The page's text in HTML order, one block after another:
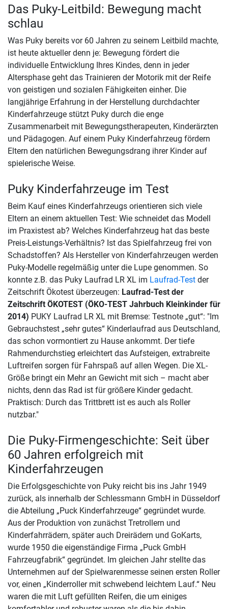
Das Puky-Leitbild: Bewegung macht
schlau
Was Puky bereits vor 60 Jahren zu seinem Leitbild machte,
ist heute aktueller denn je: Bewegung fördert die
individuelle Entwicklung Ihres Kindes, denn in jeder
Altersphase geht das Trainieren der Motorik mit der Reife
von geistigen und sozialen Fähigkeiten einher. Die
langjährige Erfahrung in der Herstellung durchdachter
Kinderfahrzeuge stützt Puky durch die enge
Zusammenarbeit mit Bewegungstherapeuten, Kinderärzten
und Pädagogen. Auf einem Puky Kinderfahrzeug fördern
Eltern den natürlichen Bewegungsdrang ihrer Kinder auf
spielerische Weise.
Puky Kinderfahrzeuge im Test
Beim Kauf eines Kinderfahrzeugs orientieren sich viele
Eltern an einem aktuellen Test: Wie schneidet das Modell
im Praxistest ab? Welches Kinderfahrzeug hat das beste
Preis-Leistungs-Verhältnis? Ist das Spielfahrzeug frei von
Schadstoffen? Als Hersteller von Kinderfahrzeugen werden
Puky-Modelle regelmäßig unter die Lupe genommen. So
konnte z.B. das Puky Laufrad LR XL im Laufrad-Test der
Zeitschrift Ökotest überzeugen: Laufrad-Test der
Zeitschrift ÖKOTEST (ÖKO-TEST Jahrbuch Kleinkinder für
2014) PUKY Laufrad LR XL mit Bremse: Testnote „gut“: "Im
Gebrauchstest „sehr gutes“ Kinderlaufrad aus Deutschland,
das schon vormontiert zu Hause ankommt. Der tiefe
Rahmendurchstieg erleichtert das Aufsteigen, extrabreite
Luftreifen sorgen für Fahrspaß auf allen Wegen. Die XL-
Größe bringt ein Mehr an Gewicht mit sich – macht aber
nichts, denn das Rad ist für größere Kinder gedacht.
Praktisch: Durch das Trittbrett ist es auch als Roller
nutzbar."
Die Puky-Firmengeschichte: Seit über
60 Jahren erfolgreich mit
Kinderfahrzeugen
Die Erfolgsgeschichte von Puky reicht bis ins Jahr 1949
zurück, als innerhalb der Schlessmann GmbH in Düsseldorf
die Abteilung „Puck Kinderfahrzeuge“ gegründet wurde.
Aus der Produktion von zunächst Tretrollern und
Kinderfahrrädern, später auch Dreirädern und GoKarts,
wurde 1950 die eigenständige Firma „Puck GmbH
Fahrzeugfabrik“ gegründet. Im gleichen Jahr stellte das
Unternehmen auf der Spielwarenmesse seinen ersten Roller
vor, einen „Kinderroller mit schwebend leichtem Lauf.“ Neu
waren die mit Luft gefüllten Reifen, die um einiges